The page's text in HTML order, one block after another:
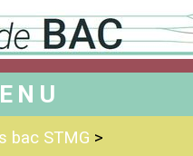
bac STMG >